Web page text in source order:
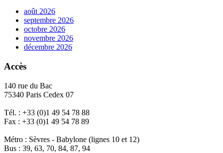
août 2026
septembre 2026
octobre 2026
novembre 2026
décembre 2026
Accès
140 rue du Bac
75340 Paris Cedex 07
Tél. : +33 (0)1 49 54 78 88
Fax : +33 (0)1 49 54 78 89
Métro : Sèvres - Babylone (lignes 10 et 12)
Bus : 39, 63, 70, 84, 87, 94